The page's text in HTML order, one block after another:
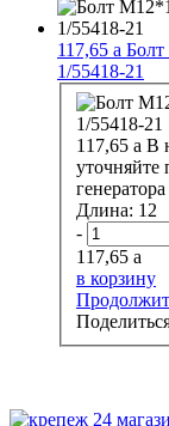
117,65 a Болт
1/55418-21
117,65 a В
уточняйте
Длина: 12
-
117,65 a
в корзину